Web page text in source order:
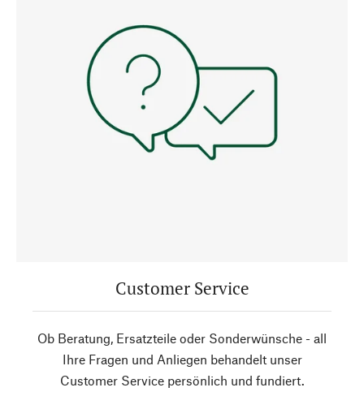
Customer Service
Ob Beratung, Ersatzteile oder Sonderwünsche - all
Ihre Fragen und Anliegen behandelt unser
Customer Service persönlich und fundiert.